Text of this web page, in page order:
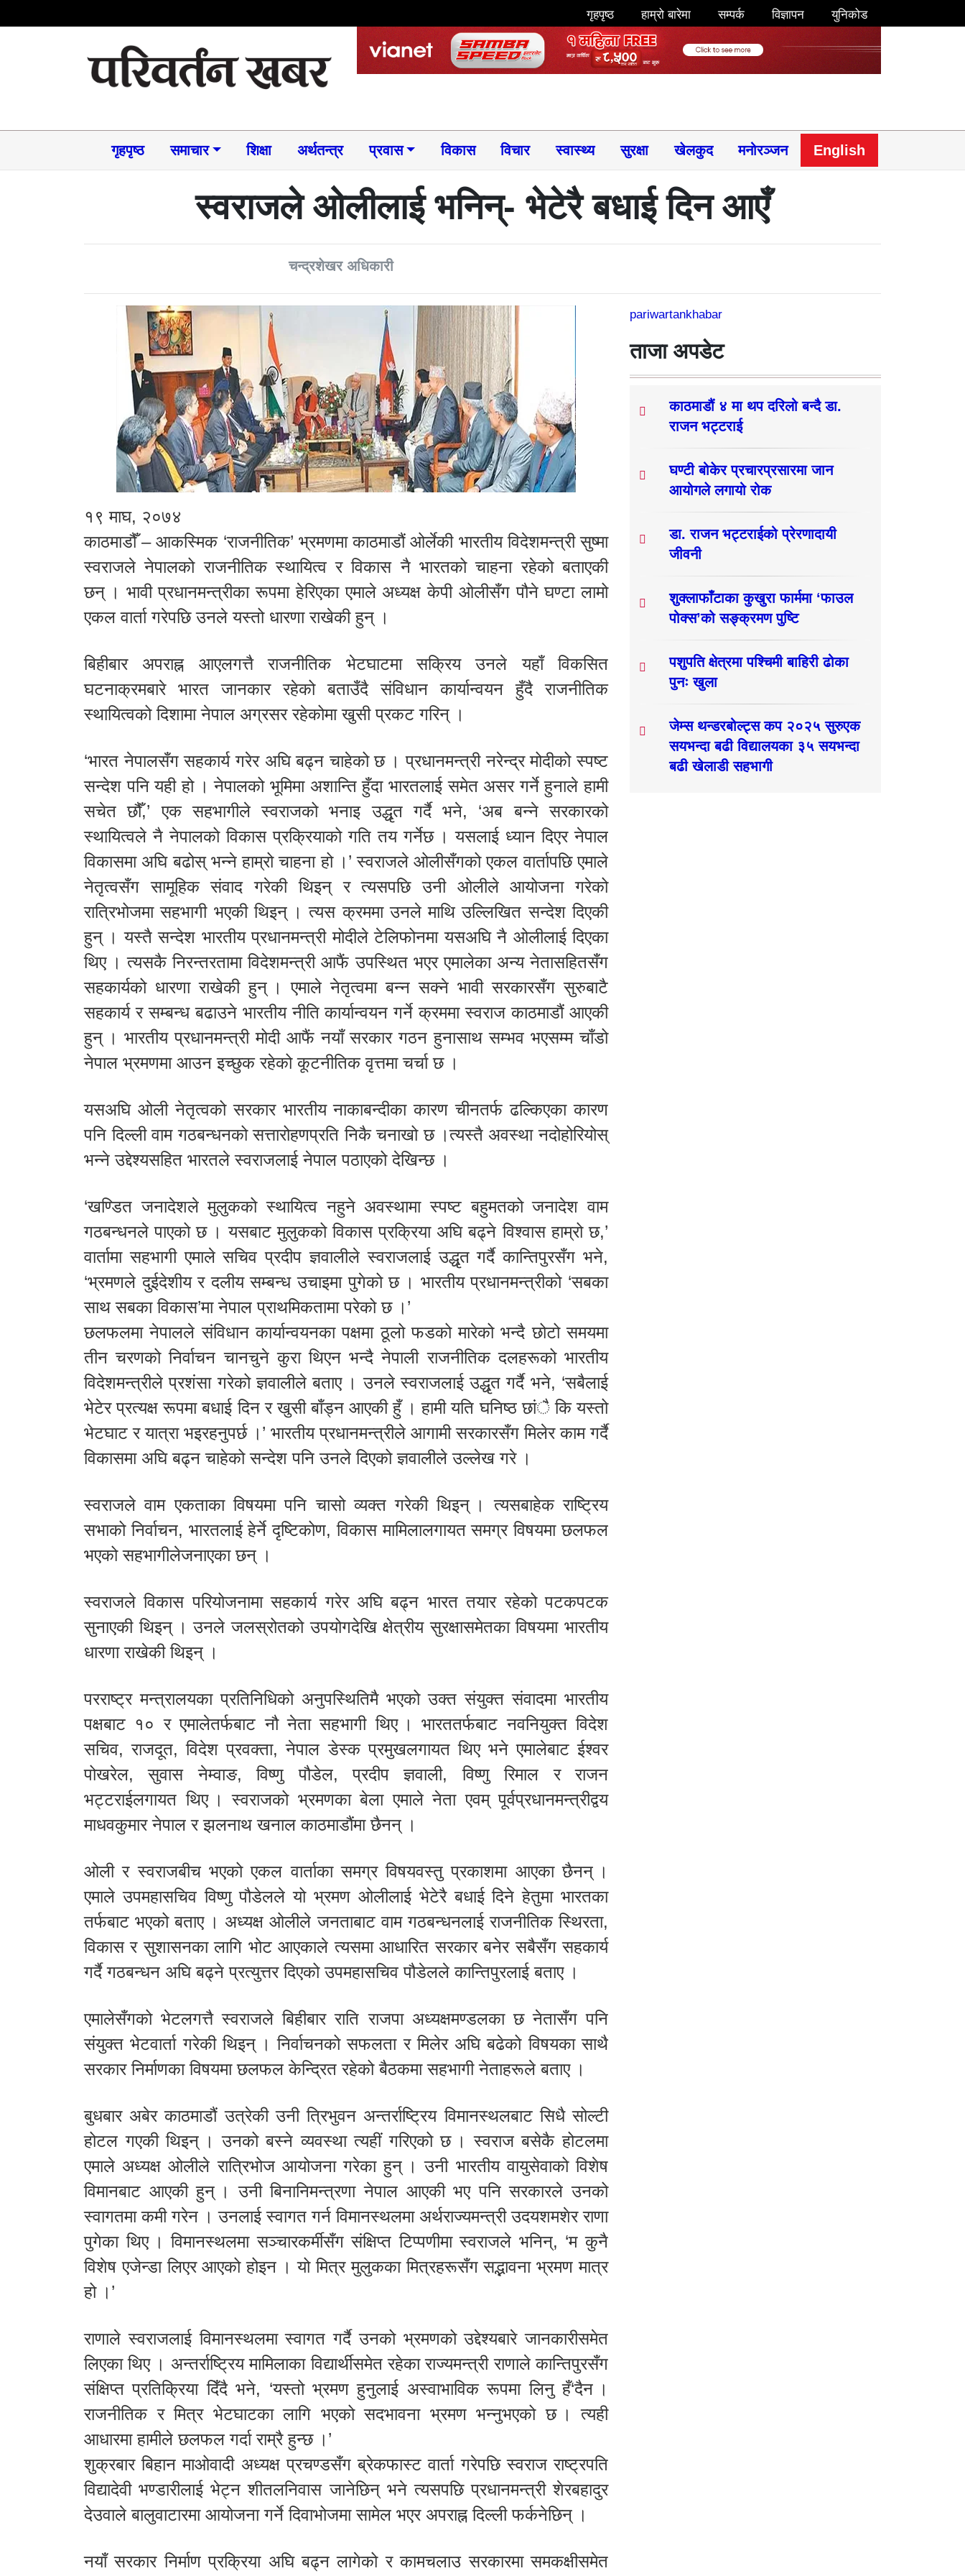
गृहपृष्ठ हाम्रो बारेमा सम्पर्क विज्ञापन युनिकोड
गृहपृष्ठ समाचार​ शिक्षा अर्थतन्त्र प्रवास विकास विचार स्वास्थ्य सुरक्षा खेलकुद मनोरञ्जन English
स्वराजले ओलीलाई भनिन्- भेटेरै बधाई दिन आएँ
चन्द्रशेखर अधिकारी
१९ माघ, २०७४
काठमाडौँ – आकस्मिक ‘राजनीतिक’ भ्रमणमा काठमाडौं ओर्लेकी भारतीय विदेशमन्त्री सुष्मा
स्वराजले नेपालको राजनीतिक स्थायित्व र विकास नै भारतको चाहना रहेको बताएकी
छन् । भावी प्रधानमन्त्रीका रूपमा हेरिएका एमाले अध्यक्ष केपी ओलीसँग पौने घण्टा लामो
एकल वार्ता गरेपछि उनले यस्तो धारणा राखेकी हुन् ।
बिहीबार अपराह्न आएलगत्तै राजनीतिक भेटघाटमा सक्रिय उनले यहाँ विकसित
घटनाक्रमबारे भारत जानकार रहेको बताउँदै संविधान कार्यान्वयन हुँदै राजनीतिक
स्थायित्वको दिशामा नेपाल अग्रसर रहेकोमा खुसी प्रकट गरिन् ।
‘भारत नेपालसँग सहकार्य गरेर अघि बढ्न चाहेको छ । प्रधानमन्त्री नरेन्द्र मोदीको स्पष्ट
सन्देश पनि यही हो । नेपालको भूमिमा अशान्ति हुँदा भारतलाई समेत असर गर्ने हुनाले हामी
सचेत छौँ,’ एक सहभागीले स्वराजको भनाइ उद्धृत गर्दै भने, ‘अब बन्ने सरकारको
स्थायित्वले नै नेपालको विकास प्रक्रियाको गति तय गर्नेछ । यसलाई ध्यान दिएर नेपाल
विकासमा अघि बढोस् भन्ने हाम्रो चाहना हो ।’ स्वराजले ओलीसँगको एकल वार्तापछि एमाले
नेतृत्वसँग सामूहिक संवाद गरेकी थिइन् र त्यसपछि उनी ओलीले आयोजना गरेको
रात्रिभोजमा सहभागी भएकी थिइन् । त्यस क्रममा उनले माथि उल्लिखित सन्देश दिएकी
हुन् । यस्तै सन्देश भारतीय प्रधानमन्त्री मोदीले टेलिफोनमा यसअघि नै ओलीलाई दिएका
थिए । त्यसकै निरन्तरतामा विदेशमन्त्री आफैं उपस्थित भएर एमालेका अन्य नेतासहितसँग
सहकार्यको धारणा राखेकी हुन् । एमाले नेतृत्वमा बन्न सक्ने भावी सरकारसँग सुरुबाटै
सहकार्य र सम्बन्ध बढाउने भारतीय नीति कार्यान्वयन गर्ने क्रममा स्वराज काठमाडौं आएकी
हुन् । भारतीय प्रधानमन्त्री मोदी आफैं नयाँ सरकार गठन हुनासाथ सम्भव भएसम्म चाँडो
नेपाल भ्रमणमा आउन इच्छुक रहेको कूटनीतिक वृत्तमा चर्चा छ ।
यसअघि ओली नेतृत्वको सरकार भारतीय नाकाबन्दीका कारण चीनतर्फ ढल्किएका कारण
पनि दिल्ली वाम गठबन्धनको सत्तारोहणप्रति निकै चनाखो छ ।त्यस्तै अवस्था नदोहोरियोस्
भन्ने उद्देश्यसहित भारतले स्वराजलाई नेपाल पठाएको देखिन्छ ।
‘खण्डित जनादेशले मुलुकको स्थायित्व नहुने अवस्थामा स्पष्ट बहुमतको जनादेश वाम
गठबन्धनले पाएको छ । यसबाट मुलुकको विकास प्रक्रिया अघि बढ्ने विश्वास हाम्रो छ,’
वार्तामा सहभागी एमाले सचिव प्रदीप ज्ञवालीले स्वराजलाई उद्धृत गर्दै कान्तिपुरसँग भने,
‘भ्रमणले दुईदेशीय र दलीय सम्बन्ध उचाइमा पुगेको छ । भारतीय प्रधानमन्त्रीको ‘सबका
साथ सबका विकास’मा नेपाल प्राथमिकतामा परेको छ ।’
छलफलमा नेपालले संविधान कार्यान्वयनका पक्षमा ठूलो फडको मारेको भन्दै छोटो समयमा
तीन चरणको निर्वाचन चानचुने कुरा थिएन भन्दै नेपाली राजनीतिक दलहरूको भारतीय
विदेशमन्त्रीले प्रशंसा गरेको ज्ञवालीले बताए । उनले स्वराजलाई उद्धृत गर्दै भने, ‘सबैलाई
भेटेर प्रत्यक्ष रूपमा बधाई दिन र खुसी बाँड्न आएकी हुँ । हामी यति घनिष्ठ छांै कि यस्तो
भेटघाट र यात्रा भइरहनुपर्छ ।’ भारतीय प्रधानमन्त्रीले आगामी सरकारसँग मिलेर काम गर्दै
विकासमा अघि बढ्न चाहेको सन्देश पनि उनले दिएको ज्ञवालीले उल्लेख गरे ।
स्वराजले वाम एकताका विषयमा पनि चासो व्यक्त गरेकी थिइन् । त्यसबाहेक राष्ट्रिय
सभाको निर्वाचन, भारतलाई हेर्ने दृष्टिकोण, विकास मामिलालगायत समग्र विषयमा छलफल
भएको सहभागीलेजनाएका छन् ।
स्वराजले विकास परियोजनामा सहकार्य गरेर अघि बढ्न भारत तयार रहेको पटकपटक
सुनाएकी थिइन् । उनले जलस्रोतको उपयोगदेखि क्षेत्रीय सुरक्षासमेतका विषयमा भारतीय
धारणा राखेकी थिइन् ।
परराष्ट्र मन्त्रालयका प्रतिनिधिको अनुपस्थितिमै भएको उक्त संयुक्त संवादमा भारतीय
पक्षबाट १० र एमालेतर्फबाट नौ नेता सहभागी थिए । भारततर्फबाट नवनियुक्त विदेश
सचिव, राजदूत, विदेश प्रवक्ता, नेपाल डेस्क प्रमुखलगायत थिए भने एमालेबाट ईश्वर
पोखरेल, सुवास नेम्वाङ, विष्णु पौडेल, प्रदीप ज्ञवाली, विष्णु रिमाल र राजन
भट्टराईलगायत थिए । स्वराजको भ्रमणका बेला एमाले नेता एवम् पूर्वप्रधानमन्त्रीद्वय
माधवकुमार नेपाल र झलनाथ खनाल काठमाडौंमा छैनन् ।
ओली र स्वराजबीच भएको एकल वार्ताका समग्र विषयवस्तु प्रकाशमा आएका छैनन् ।
एमाले उपमहासचिव विष्णु पौडेलले यो भ्रमण ओलीलाई भेटेरै बधाई दिने हेतुमा भारतका
तर्फबाट भएको बताए । अध्यक्ष ओलीले जनताबाट वाम गठबन्धनलाई राजनीतिक स्थिरता,
विकास र सुशासनका लागि भोट आएकाले त्यसमा आधारित सरकार बनेर सबैसँग सहकार्य
गर्दै गठबन्धन अघि बढ्ने प्रत्युत्तर दिएको उपमहासचिव पौडेलले कान्तिपुरलाई बताए ।
एमालेसँगको भेटलगत्तै स्वराजले बिहीबार राति राजपा अध्यक्षमण्डलका छ नेतासँग पनि
संयुक्त भेटवार्ता गरेकी थिइन् । निर्वाचनको सफलता र मिलेर अघि बढेको विषयका साथै
सरकार निर्माणका विषयमा छलफल केन्द्रित रहेको बैठकमा सहभागी नेताहरूले बताए ।
बुधबार अबेर काठमाडौं उत्रेकी उनी त्रिभुवन अन्तर्राष्ट्रिय विमानस्थलबाट सिधै सोल्टी
होटल गएकी थिइन् । उनको बस्ने व्यवस्था त्यहीं गरिएको छ । स्वराज बसेकै होटलमा
एमाले अध्यक्ष ओलीले रात्रिभोज आयोजना गरेका हुन् । उनी भारतीय वायुसेवाको विशेष
विमानबाट आएकी हुन् । उनी बिनानिमन्त्रणा नेपाल आएकी भए पनि सरकारले उनको
स्वागतमा कमी गरेन । उनलाई स्वागत गर्न विमानस्थलमा अर्थराज्यमन्त्री उदयशमशेर राणा
पुगेका थिए । विमानस्थलमा सञ्चारकर्मीसँग संक्षिप्त टिप्पणीमा स्वराजले भनिन्, ‘म कुनै
विशेष एजेन्डा लिएर आएको होइन । यो मित्र मुलुकका मित्रहरूसँग सद्भावना भ्रमण मात्र
हो ।’
राणाले स्वराजलाई विमानस्थलमा स्वागत गर्दै उनको भ्रमणको उद्देश्यबारे जानकारीसमेत
लिएका थिए । अन्तर्राष्ट्रिय मामिलाका विद्यार्थीसमेत रहेका राज्यमन्त्री राणाले कान्तिपुरसँग
संक्षिप्त प्रतिक्रिया दिँदै भने, ‘यस्तो भ्रमण हुनुलाई अस्वाभाविक रूपमा लिनु हँ‘दैन ।
राजनीतिक र मित्र भेटघाटका लागि भएको सदभावना भ्रमण भन्नुभएको छ । त्यही
आधारमा हामीले छलफल गर्दा राम्रै हुन्छ ।’
शुक्रबार बिहान माओवादी अध्यक्ष प्रचण्डसँग ब्रेकफास्ट वार्ता गरेपछि स्वराज राष्ट्रपति
विद्यादेवी भण्डारीलाई भेट्न शीतलनिवास जानेछिन् भने त्यसपछि प्रधानमन्त्री शेरबहादुर
देउवाले बालुवाटारमा आयोजना गर्ने दिवाभोजमा सामेल भएर अपराह्न दिल्ली फर्कनेछिन् ।
नयाँ सरकार निर्माण प्रक्रिया अघि बढ्न लागेको र कामचलाउ सरकारमा समकक्षीसमेत
pariwartankhabar
ताजा अपडेट
काठमाडौं ४ मा थप दरिलो बन्दै डा.
राजन भट्टराई
घण्टी बोकेर प्रचारप्रसारमा जान
आयोगले लगायो रोक
डा. राजन भट्टराईको प्रेरणादायी
जीवनी
शुक्लाफाँटाका कुखुरा फार्ममा ‘फाउल
पोक्स’को सङ्क्रमण पुष्टि
पशुपति क्षेत्रमा पश्चिमी बाहिरी ढोका
पुनः खुला
जेम्स थन्डरबोल्ट्स कप २०२५ सुरुएक
सयभन्दा बढी विद्यालयका ३५ सयभन्दा
बढी खेलाडी सहभागी